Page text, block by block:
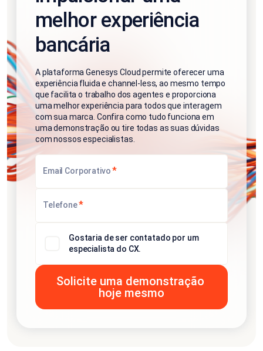
melhor experiência
bancária
A plataforma Genesys Cloud permite oferecer uma
experiência fluida e channel-less, ao mesmo tempo
que facilita o trabalho dos agentes e proporciona
uma melhor experiência para todos que interagem
com sua marca. Confira como tudo funciona em
uma demonstração ou tire todas as suas dúvidas
com nossos especialistas.
Email Corporativo*
Telefone*
Gostaria de ser contatado por um
especialista do CX.